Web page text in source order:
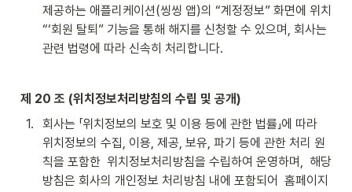
제공하는 애플리케이션(씽씽 앱)의 “계정정보” 화면에 위치
“‘회원 탈퇴” 기능을 통해 해지를 신청할 수 있으며, 회사는
관련 법령에 따라 신속히 처리합니다.
제 20 조 (위치정보처리방침의 수립 및 공개)
1.
회사는 「위치정보의 보호 및 이용 등에 관한 법률」에 따라
위치정보의 수집, 이용, 제공, 보유, 파기 등에 관한 처리 원
칙을 포함한  위치정보처리방침을 수립하여 운영하며,  해당
방침은 회사의 개인정보 처리방침 내에 포함되어  홈페이지